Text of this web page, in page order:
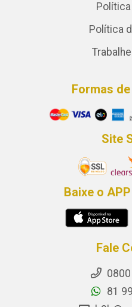
Política
Formas
Site
Baixe o
Fale
81